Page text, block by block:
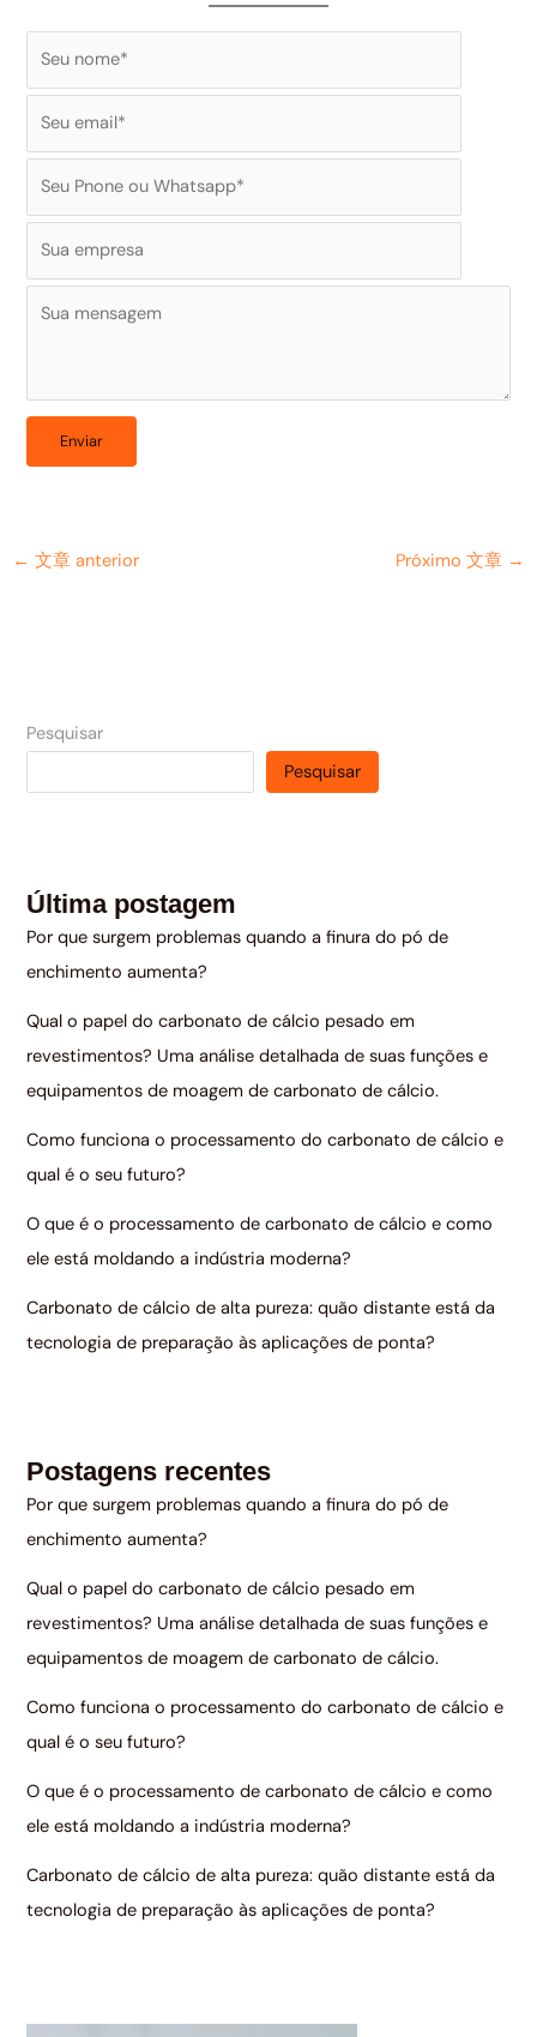
Pesquisar
Pesquisar
Última postagem
Por que surgem problemas quando a finura do pó de
enchimento aumenta?
Qual o papel do carbonato de cálcio pesado em
revestimentos? Uma análise detalhada de suas funções e
equipamentos de moagem de carbonato de cálcio.
Como funciona o processamento do carbonato de cálcio e
qual é o seu futuro?
O que é o processamento de carbonato de cálcio e como
ele está moldando a indústria moderna?
Carbonato de cálcio de alta pureza: quão distante está da
tecnologia de preparação às aplicações de ponta?
Postagens recentes
Por que surgem problemas quando a finura do pó de
enchimento aumenta?
Qual o papel do carbonato de cálcio pesado em
revestimentos? Uma análise detalhada de suas funções e
equipamentos de moagem de carbonato de cálcio.
Como funciona o processamento do carbonato de cálcio e
qual é o seu futuro?
O que é o processamento de carbonato de cálcio e como
ele está moldando a indústria moderna?
Carbonato de cálcio de alta pureza: quão distante está da
tecnologia de preparação às aplicações de ponta?
← 文章 anterior Próximo 文章 →